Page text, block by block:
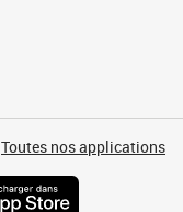
Toutes nos applications